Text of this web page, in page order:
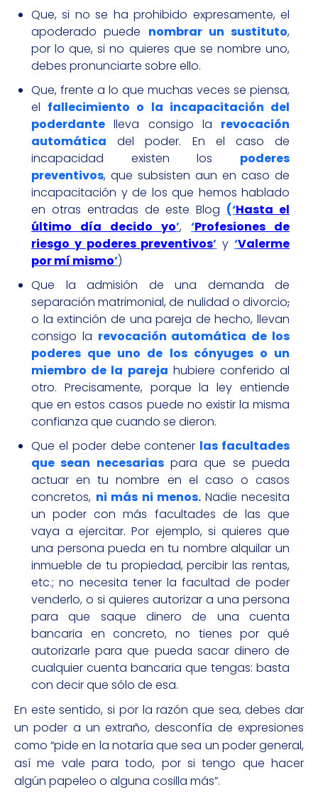
Que, si no se ha prohibido expresamente, el
apoderado puede nombrar un sustituto,
por lo que, si no quieres que se nombre uno,
debes pronunciarte sobre ello.
Que, frente a lo que muchas veces se piensa,
el fallecimiento o la incapacitación del
poderdante lleva consigo la revocación
automática del poder. En el caso de
incapacidad existen los poderes
preventivos, que subsisten aun en caso de
incapacitación y de los que hemos hablado
en otras entradas de este Blog (‘Hasta el
último día decido yo’, ‘Profesiones de
riesgo y poderes preventivos’ y‘Valerme
por mí mismo’)
Que la admisión de una demanda de
separación matrimonial, de nulidad o divorcio,
o la extinción de una pareja de hecho, llevan
consigo la revocación automática de los
poderes que uno de los cónyuges o un
miembro de la pareja hubiere conferido al
otro. Precisamente, porque la ley entiende
que en estos casos puede no existir la misma
confianza que cuando se dieron.
Que el poder debe contener las facultades
que sean necesariaspara que se pueda
actuar en tu nombre en el caso o casos
concretos, ni más ni menos. Nadie necesita
un poder con más facultades de las que
vaya a ejercitar. Por ejemplo, si quieres que
una persona pueda en tu nombre alquilar un
inmueble de tu propiedad, percibir las rentas,
etc.; no necesita tener la facultad de poder
venderlo, o si quieres autorizar a una persona
para que saque dinero de una cuenta
bancaria en concreto, no tienes por qué
autorizarle para que pueda sacar dinero de
cualquier cuenta bancaria que tengas: basta
con decir que sólo de esa.
En este sentido, si por la razón que sea, debes dar
un poder a un extraño, desconfía de expresiones
como “pide en la notaría que sea un poder general,
así me vale para todo, por si tengo que hacer
algún papeleo o alguna cosilla más”.